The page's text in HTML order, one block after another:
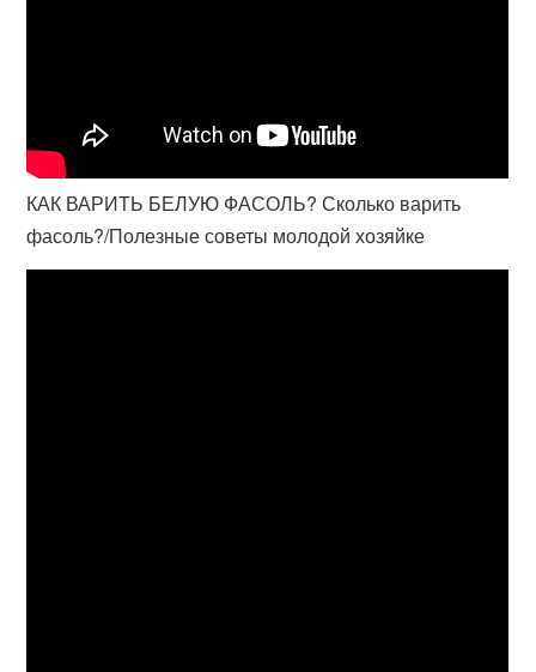
КАК ВАРИТЬ БЕЛУЮ ФАСОЛЬ? Сколько варить
фасоль?/Полезные советы молодой хозяйке